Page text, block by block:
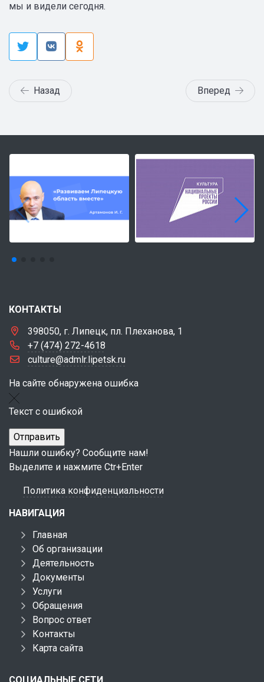
мы и видели сегодня.
Назад Вперед
КОНТАКТЫ
398050, г. Липецк, пл. Плеханова, 1
+7 (474) 272-4618
culture@admlr.lipetsk.ru
На сайте обнаружена ошибка
Текст с ошибкой
Нашли ошибку? Сообщите нам!
Выделите и нажмите Ctr+Enter
Политика конфиденциальности
НАВИГАЦИЯ
Главная
Об организации
Деятельность
Документы
Услуги
Обращения
Вопрос ответ
Контакты
Карта сайта